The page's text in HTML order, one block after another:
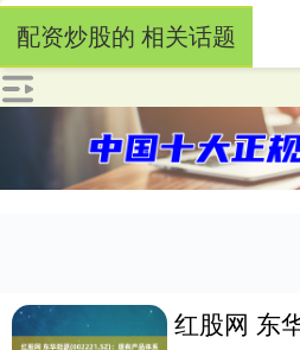
配资炒股的 相关话题